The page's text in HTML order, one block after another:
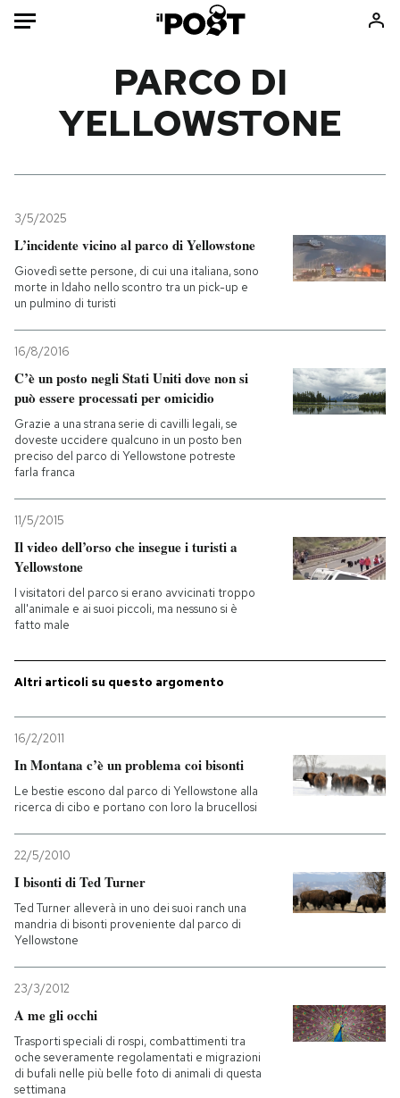
HOME
Mondo
Tecnologia
Internet
Scienza
Cultura
Economia
Sport
Libri
Ok Boomer!
Media
Altrecose
PODCAST
NEWSLETTER
I MIEI PREFERITI
SHOP
Entra
PARCO DI
YELLOWSTONE
3/5/2025
L’incidente vicino al parco di Yellowstone
Giovedì sette persone, di cui una italiana, sono
morte in Idaho nello scontro tra un pick-up e
un pulmino di turisti
16/8/2016
C’è un posto negli Stati Uniti dove non si
può essere processati per omicidio
Grazie a una strana serie di cavilli legali, se
doveste uccidere qualcuno in un posto ben
preciso del parco di Yellowstone potreste
farla franca
11/5/2015
Il video dell’orso che insegue i turisti a
Yellowstone
I visitatori del parco si erano avvicinati troppo
all'animale e ai suoi piccoli, ma nessuno si è
fatto male
Altri articoli su questo argomento
16/2/2011
In Montana c’è un problema coi bisonti
Le bestie escono dal parco di Yellowstone alla
ricerca di cibo e portano con loro la brucellosi
22/5/2010
I bisonti di Ted Turner
Ted Turner alleverà in uno dei suoi ranch una
mandria di bisonti proveniente dal parco di
Yellowstone
23/3/2012
A me gli occhi
Trasporti speciali di rospi, combattimenti tra
oche severamente regolamentati e migrazioni
di bufali nelle più belle foto di animali di questa
settimana